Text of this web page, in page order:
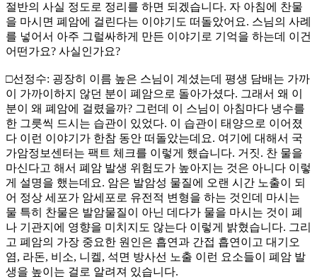
절반의 사실 정도로 정리를 하면 되겠습니다. 자 아침에 찬물
을 마시면 폐암에 걸린다는 이야기도 떠돌았어요. 스님의 사례
를 넣어서 아주 그럴싸하게 만든 이야기로 기억을 하는데 이건
어떤가요? 사실인가요?
□선정수: 굉장히 이름 높은 스님이 계셨는데 평생 담배는 가까
이 가까이하지 않던 분이 폐암으로 돌아가셨다. 그래서 왜 이
분이 왜 폐암에 걸렸을까? 그런데 이 스님이 아침마다 냉수를
한 그릇씩 드시는 습관이 있었다. 이 습관이 태양으로 이어졌
다 이런 이야기가 한참 동안 떠돌았는데요. 여기에 대해서 국
가암정보센터는 팩트 체크를 이렇게 했습니다. 거짓. 찬 물을
마신다고 해서 폐암 발생 위험도가 높아지는 것은 아니다 이렇
게 설명을 했는데요. 암은 발암성 물질에 오랜 시간 노출이 되
어 정상 세포가 암세포로 유전적 변형을 하는 것인데 마시는
물 특히 찬물은 발암물질이 아닌 데다가 물을 마시는 것이 폐
나 기관지에 영향을 미치지도 않는다 이렇게 밝혔습니다. 그리
고 폐암의 가장 중요한 원인은 흡연과 간접 흡연이고 대기오
염, 라돈, 비소, 니켈, 석면 방사선 노출 이런 요소들이 폐암 발
생을 높이는 걸로 알려져 있습니다.